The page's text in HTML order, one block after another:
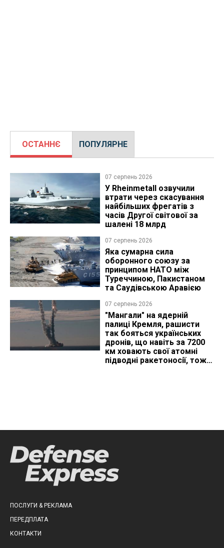
ОСТАННЄ ПОПУЛЯРНЕ
07 серпень 2026
У Rheinmetall озвучили
втрати через скасування
найбільших фрегатів з
часів Другої світової за
шалені 18 млрд
07 серпень 2026
Яка сумарна сила
оборонного союзу за
принципом НАТО між
Туреччиною, Пакистаном
та Саудівською Аравією
07 серпень 2026
"Мангали" на ядерній
палиці Кремля, рашисти
так бояться українських
дронів, що навіть за 7200
км ховають свої атомні
підводні ракетоносії, тож
ПОСЛУГИ & РЕКЛАМА
ПЕРЕДПЛАТА
КОНТАКТИ